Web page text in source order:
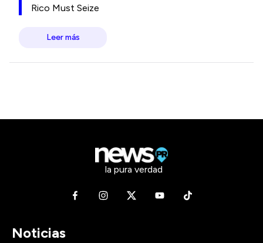
Rico Must Seize
Leer más
la pura verdad
Noticias